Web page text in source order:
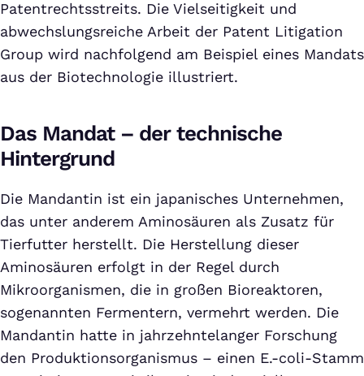
Patentrechtsstreits. Die Vielseitigkeit und
abwechslungsreiche Arbeit der Patent Litigation
Group wird nachfolgend am Beispiel eines Mandats
aus der Biotechnologie illustriert.
Das Mandat – der technische
Hintergrund
Die Mandantin ist ein japanisches Unternehmen,
das unter anderem Aminosäuren als Zusatz für
Tierfutter herstellt. Die Herstellung dieser
Aminosäuren erfolgt in der Regel durch
Mikroorganismen, die in großen Bioreaktoren,
sogenannten Fermentern, vermehrt werden. Die
Mandantin hatte in jahrzehntelanger Forschung
den Produktionsorganismus – einen E.-coli-Stamm